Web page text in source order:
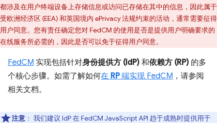
都涉及在用户终端设备上存储信息或访问已存储在其中的信息，因此属于
受欧洲经济区 (EEA) 和英国境内 ePrivacy 法规约束的活动，通常需要征得
用户同意。您有责任确定您对 FedCM 的使用是否是提供用户明确要求的
在线服务所必需的，因此是否可以免于征得用户同意。
FedCM 实现包括针对身份提供方 (IdP) 和依赖方 (RP) 的多
个核心步骤。如需了解如何在 RP端实现 FedCM ，请参阅
相关文档。
注意 ： 我们建议 IdP 在 FedCM JavaScript API 趋于成熟时提供用于